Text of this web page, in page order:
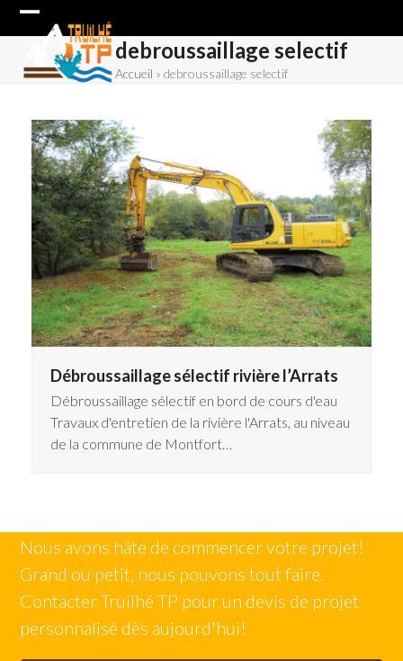
Skip
Open
mobile
Close
mobile
debroussaillage selectif
Accueil »debroussaillage selectif
Débroussaillage sélectif rivière l’Arrats
Débroussaillage sélectif en bord de cours d'eau
Travaux d'entretien de la rivière l'Arrats, au niveau
de la commune de Montfort…
Nous avons hâte de commencer votre projet!
Grand ou petit, nous pouvons tout faire.
Contacter Truilhé TP pour un devis de projet
personnalisé dès aujourd'hui!